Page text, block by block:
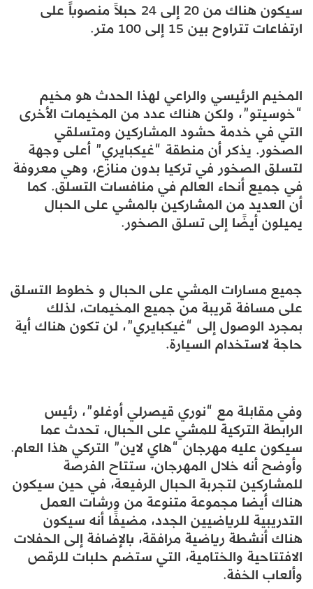
سيكون هناك من 20 إلى 24 حبلاً منصوباً على
ارتفاعات تتراوح بين 15 إلى 100 متر.
المخيم الرئيسي والراعي لهذا الحدث هو مخيم
“خوسيتو”، ولكن هناك عدد من المخيمات الأخرى
التي في خدمة حشود المشاركين ومتسلقي
الصخور. يذكر أن منطقة “غيكبايري” أعلى وجهة
لتسلق الصخور في تركيا بدون منازع، وهي معروفة
في جميع أنحاء العالم في منافسات التسلق. كما
أن العديد من المشاركين بالمشي على الحبال
يميلون أيضًا إلى تسلق الصخور.
جميع مسارات المشي على الحبال و خطوط التسلق
على مسافة قريبة من جميع المخيمات، لذلك
بمجرد الوصول إلى “غيكبايري”، لن تكون هناك أية
حاجة لاستخدام السيارة.
وفي مقابلة مع “نوري قيصرلي أوغلو”، رئيس
الرابطة التركية للمشي على الحبال، تحدث عما
سيكون عليه مهرجان “هاي لاين” التركي هذا العام.
وأوضح أنه خلال المهرجان، ستتاح الفرصة
للمشاركين لتجربة الحبال الرفيعة، في حين سيكون
هناك أيضا مجموعة متنوعة من ورشات العمل
التدريبية للرياضيين الجدد، مضيفًا أنه سيكون
هناك أنشطة رياضية مرافقة، بالإضافة إلى الحفلات
الافتتاحية والختامية، التي ستضم حلبات للرقص
وألعاب الخفة.